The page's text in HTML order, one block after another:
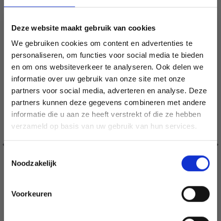
Deze website maakt gebruik van cookies
We gebruiken cookies om content en advertenties te
personaliseren, om functies voor social media te bieden
en om ons websiteverkeer te analyseren. Ook delen we
informatie over uw gebruik van onze site met onze
partners voor social media, adverteren en analyse. Deze
partners kunnen deze gegevens combineren met andere
informatie die u aan ze heeft verstrekt of die ze hebben
verzameld op basis van uw gebruik van hun services.
Noodzakelijk
Voorkeuren
SIMILAIRE À CECI
21% de réduction
Économisez jusqu'à 50 %
Soyez le premier à connaître nos soldes et